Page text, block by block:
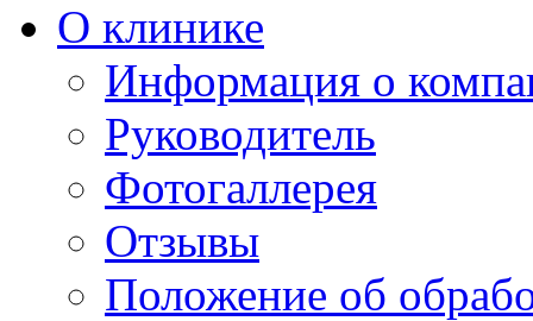
О клинике
Информация о
Руководитель
Фотогаллерея
Отзывы
Положение об